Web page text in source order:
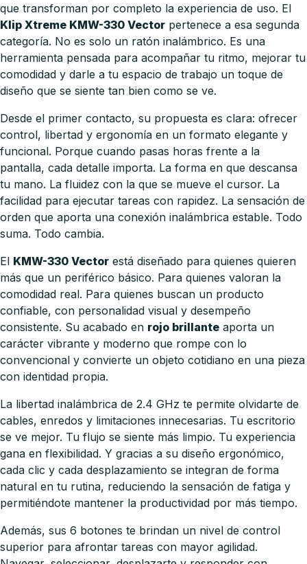
que transforman por completo la experiencia de uso. El
Klip Xtreme KMW-330 Vector pertenece a esa segunda
categoría. No es solo un ratón inalámbrico. Es una
herramienta pensada para acompañar tu ritmo, mejorar tu
comodidad y darle a tu espacio de trabajo un toque de
diseño que se siente tan bien como se ve.
Desde el primer contacto, su propuesta es clara: ofrecer
control, libertad y ergonomía en un formato elegante y
funcional. Porque cuando pasas horas frente a la
pantalla, cada detalle importa. La forma en que descansa
tu mano. La fluidez con la que se mueve el cursor. La
facilidad para ejecutar tareas con rapidez. La sensación de
orden que aporta una conexión inalámbrica estable. Todo
suma. Todo cambia.
El KMW-330 Vector está diseñado para quienes quieren
más que un periférico básico. Para quienes valoran la
comodidad real. Para quienes buscan un producto
confiable, con personalidad visual y desempeño
consistente. Su acabado en rojo brillante aporta un
carácter vibrante y moderno que rompe con lo
convencional y convierte un objeto cotidiano en una pieza
con identidad propia.
La libertad inalámbrica de 2.4 GHz te permite olvidarte de
cables, enredos y limitaciones innecesarias. Tu escritorio
se ve mejor. Tu flujo se siente más limpio. Tu experiencia
gana en flexibilidad. Y gracias a su diseño ergonómico,
cada clic y cada desplazamiento se integran de forma
natural en tu rutina, reduciendo la sensación de fatiga y
permitiéndote mantener la productividad por más tiempo.
Además, sus 6 botones te brindan un nivel de control
superior para afrontar tareas con mayor agilidad.